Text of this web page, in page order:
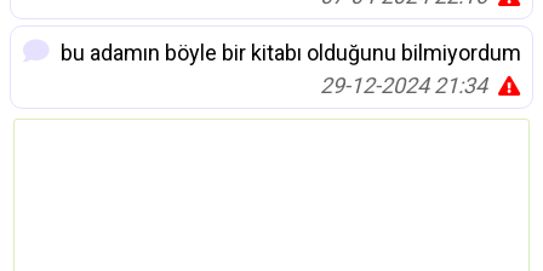
bu adamın böyle bir kitabı olduğunu bilmiyordum
29-12-2024 21:34